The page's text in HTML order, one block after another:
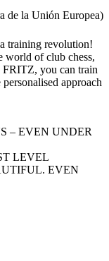
de la Unión Europea)
training revolution!
world of club chess,
FRITZ, you can train
approach
– EVEN UNDER
LEVEL
EVEN